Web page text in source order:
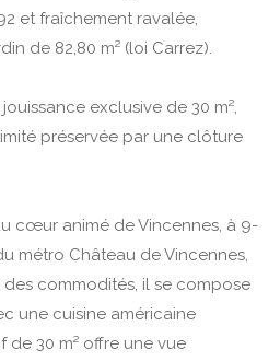
et fraîchement ravalée,
de 82,80 m² (loi Carrez).
exclusive de 30 m²,
préservée par une clôture
cœur animé de Vincennes, à 9-
métro Château de Vincennes,
commodités, il se compose
une cuisine américaine
de 30 m² offre une vue